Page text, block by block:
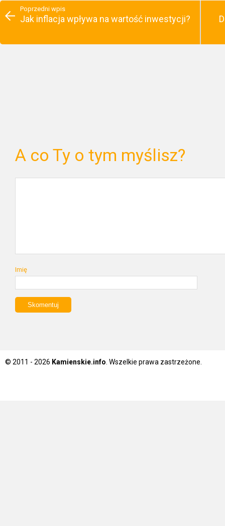
Poprzedni wpis
Jak inflacja wpływa na wartość inwestycji?
A co Ty o tym myślisz?
Imię
© 2011 - 2026 Kamienskie.info. Wszelkie prawa zastrzeżone.